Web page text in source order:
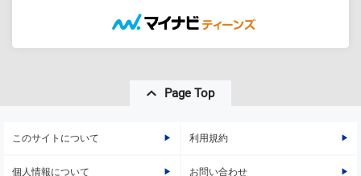
Page Top
このサイトについて 利用規約
個人情報について お問い合わせ